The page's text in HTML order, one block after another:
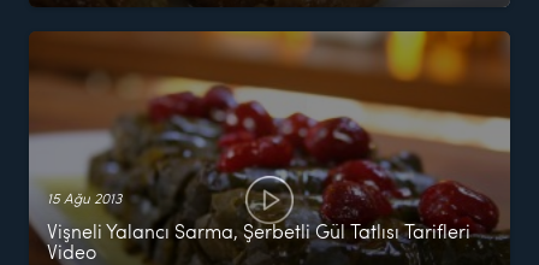
15 Ağu 2013
Vişneli Yalancı Sarma, Şerbetli Gül Tatlısı Tarifleri
Video